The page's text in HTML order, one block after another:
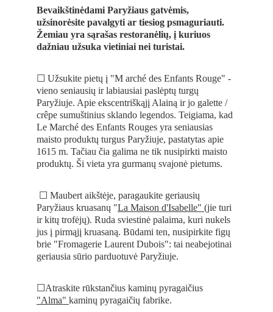
Bevaikštinėdami Paryžiaus gatvėmis,
užsinorėsite pavalgyti ar tiesiog psmaguriauti.
Žemiau yra sąrašas restoranėlių, į kuriuos
dažniau užsuka vietiniai nei turistai.
☐ Užsukite pietų į "M arché des Enfants Rouge" -
vieno seniausių ir labiausiai paslėptų turgų
Paryžiuje. Apie ekscentriškąjį Alainą ir jo galette /
crêpe sumuštinius sklando legendos. Teigiama, kad
Le Marché des Enfants Rouges yra seniausias
maisto produktų turgus Paryžiuje, pastatytas apie
1615 m. Tačiau čia galima ne tik nusipirkti maisto
produktų. Ši vieta yra gurmanų svajonė pietums.
Paryžiaus kruasanų "La Maison d'Isabelle" (jie turi
ir kitų trofėjų). Ruda sviestinė palaima, kuri nukels
jus į pirmąjį kruasaną. Būdami ten, nusipirkite figų
brie "Fromagerie Laurent Dubois": tai neabejotinai
geriausia sūrio parduotuvė Paryžiuje.
☐Atraskite rūkstančius kaminų pyragaičius
"Alma" kaminų pyragaičių fabrike.